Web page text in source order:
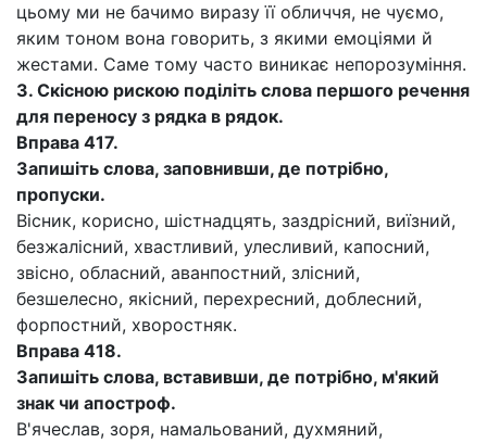
цьому ми не бачимо виразу її обличчя, не чуємо,
яким тоном вона говорить, з якими емоціями й
жестами. Саме тому часто виникає непорозуміння.
3. Скісною рискою поділіть слова першого речення
для переносу з рядка в рядок.
Вправа 417.
Запишіть слова, заповнивши, де потрібно,
пропуски.
Вісник, корисно, шістнадцять, заздрісний, виїзний,
безжалісний, хвастливий, улесливий, капосний,
звісно, обласний, аванпостний, злісний,
безшелесно, якісний, перехресний, доблесний,
форпостний, хворостняк.
Вправа 418.
Запишіть слова, вставивши, де потрібно, м'який
знак чи апостроф.
В'ячеслав, зоря, намальований, духмяний,